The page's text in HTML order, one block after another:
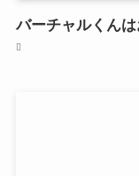
バーチャルくん